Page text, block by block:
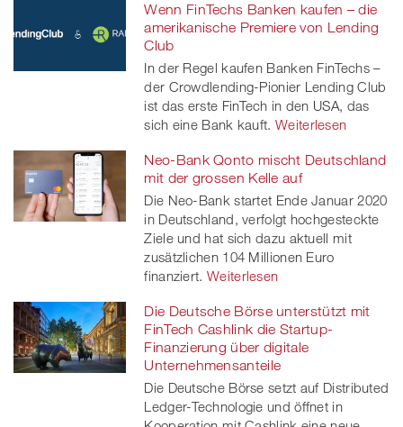
Wenn FinTechs Banken kaufen – die
amerikanische Premiere von Lending
Club
In der Regel kaufen Banken FinTechs –
der Crowdlending-Pionier Lending Club
ist das erste FinTech in den USA, das
sich eine Bank kauft. Weiterlesen
Neo-Bank Qonto mischt Deutschland
mit der grossen Kelle auf
Die Neo-Bank startet Ende Januar 2020
in Deutschland, verfolgt hochgesteckte
Ziele und hat sich dazu aktuell mit
zusätzlichen 104 Millionen Euro
finanziert. Weiterlesen
Die Deutsche Börse unterstützt mit
FinTech Cashlink die Startup-
Finanzierung über digitale
Unternehmensanteile
Die Deutsche Börse setzt auf Distributed
Ledger-Technologie und öffnet in